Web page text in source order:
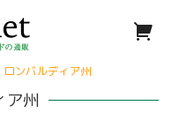
ロンバルディア州
ア州